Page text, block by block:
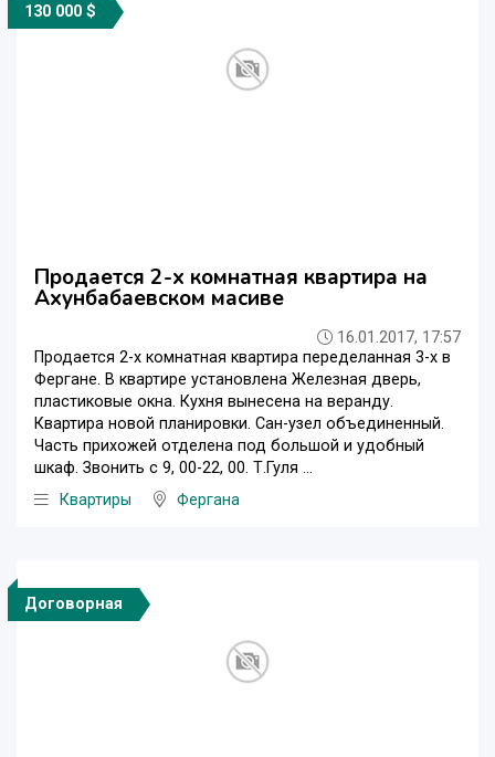
130 000 $
Продается 2-х комнатная квартира на
Ахунбабаевском масиве
16.01.2017, 17:57
Продается 2-х комнатная квартира переделанная 3-х в
Фергане. В квартире установлена Железная дверь,
пластиковые окна. Кухня вынесена на веранду.
Квартира новой планировки. Сан-узел объединенный.
Часть прихожей отделена под большой и удобный
шкаф. Звонить с 9, 00-22, 00. Т.Гуля ...
Квартиры
Фергана
Договорная